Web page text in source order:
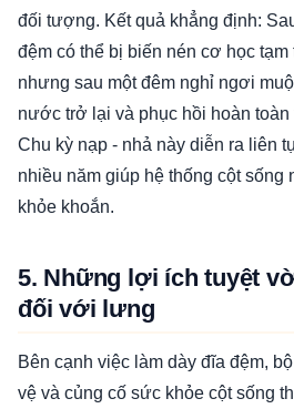
đối tượng. Kết quả khẳng định:
đệm có thể bị biến nén cơ học
nhưng sau một đêm nghỉ ngơi
nước trở lại và phục hồi hoàn toàn
Chu kỳ nạp - nhả này diễn ra liên
nhiều năm giúp hệ thống cột sống
khỏe khoắn.
5. Những lợi ích tuyệt
đối với lưng
Bên cạnh việc làm dày đĩa đệm,
vệ và củng cố sức khỏe cột sống